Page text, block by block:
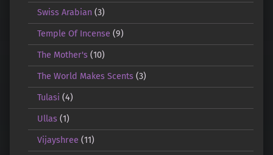
Swiss Arabian(3)
Temple Of Incense (9)
The Mother's(10)
The World Makes Scents(3)
Tulasi (4)
Ullas(1)
Vijayshree (11)